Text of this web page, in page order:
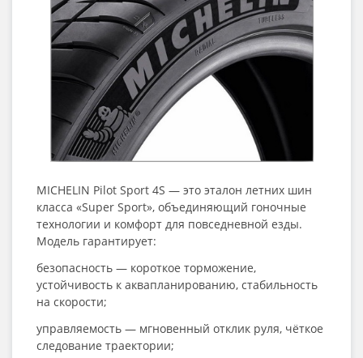
MICHELIN Pilot Sport 4S — это эталон летних шин
класса «Super Sport», объединяющий гоночные
технологии и комфорт для повседневной езды.
Модель гарантирует:
безопасность — короткое торможение,
устойчивость к аквапланированию, стабильность
на скорости;
управляемость — мгновенный отклик руля, чёткое
следование траектории;